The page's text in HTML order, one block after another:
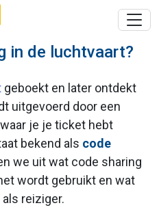
in de luchtvaart?
geboekt en later ontdekt
uitgevoerd door een
je je ticket hebt
bekend als code
we uit wat code sharing
wordt gebruikt en wat
reiziger.